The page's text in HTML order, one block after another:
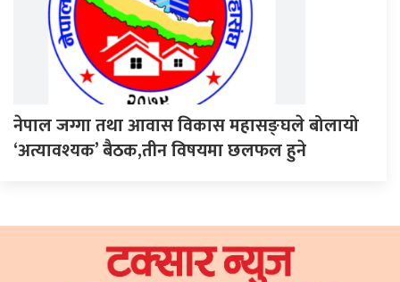
नेपाल जग्गा तथा आवास विकास महासङ्घले बोलायो
‘अत्यावश्यक’ बैठक,तीन विषयमा छलफल हुने